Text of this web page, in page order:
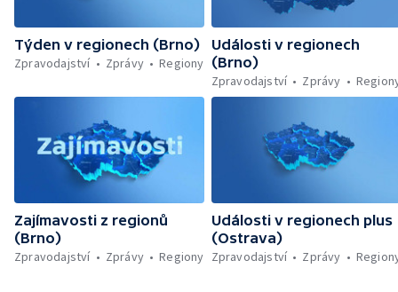
Týden v regionech (Brno)
Zpravodajství
Zprávy Regiony
Události v regionech
(Brno)
Zpravodajství
Zprávy
Zajímavosti z regionů
(Brno)
Zpravodajství
Zprávy Regiony
Události v regionech plus
(Ostrava)
Zpravodajství
Zprávy